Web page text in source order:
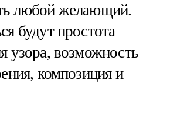
любой желающий.
будут простота
узора, возможность
композиция и